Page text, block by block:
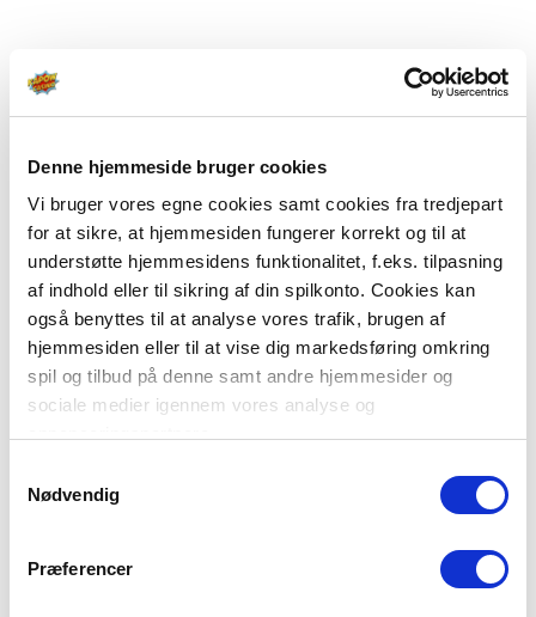
Denne hjemmeside bruger cookies
Vi bruger vores egne cookies samt cookies fra tredjepart
for at sikre, at hjemmesiden fungerer korrekt og til at
understøtte hjemmesidens funktionalitet, f.eks. tilpasning
af indhold eller til sikring af din spilkonto. Cookies kan
også benyttes til at analyse vores trafik, brugen af
hjemmesiden eller til at vise dig markedsføring omkring
spil og tilbud på denne samt andre hjemmesider og
sociale medier igennem vores analyse og
Du kan læse mere om vores brug af cookies under
"Detaljer" eller ved at klikke videre til vores Cookiepolitik,
Nødvendig
Præferencer